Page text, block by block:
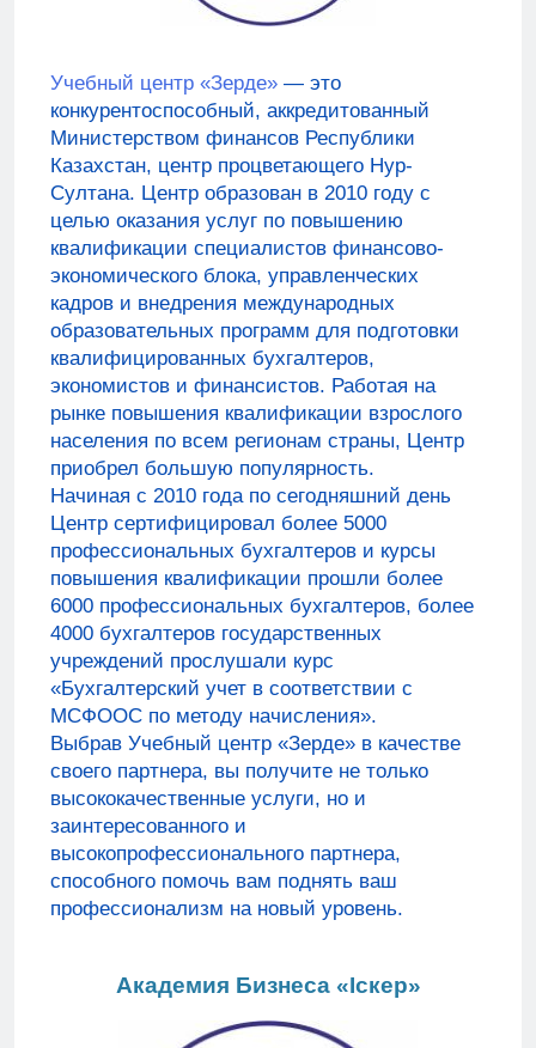
Учебный центр «Зерде» — это
конкурентоспособный, аккредитованный
Министерством финансов Республики
Казахстан, центр процветающего Нур-
Султана. Центр образован в 2010 году с
целью оказания услуг по повышению
квалификации специалистов финансово-
экономического блока, управленческих
кадров и внедрения международных
образовательных программ для подготовки
квалифицированных бухгалтеров,
экономистов и финансистов. Работая на
рынке повышения квалификации взрослого
населения по всем регионам страны, Центр
приобрел большую популярность.
Начиная с 2010 года по сегодняшний день
Центр сертифицировал более 5000
профессиональных бухгалтеров и курсы
повышения квалификации прошли более
6000 профессиональных бухгалтеров, более
4000 бухгалтеров государственных
учреждений прослушали курс
«Бухгалтерский учет в соответствии с
МСФООС по методу начисления».
Выбрав Учебный центр «Зерде» в качестве
своего партнера, вы получите не только
высококачественные услуги, но и
заинтересованного и
высокопрофессионального партнера,
способного помочь вам поднять ваш
профессионализм на новый уровень.
Академия Бизнеса «Iскер»